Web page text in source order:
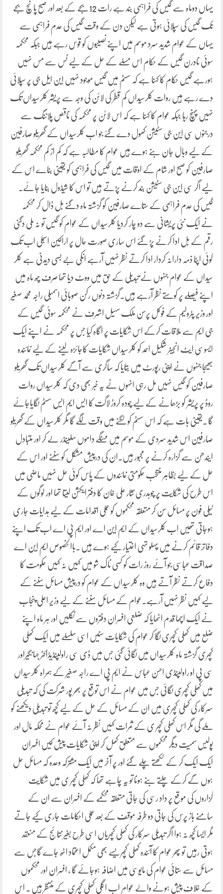
یہاں دوماہ سے گیس کی فراہمی بند ہے رات 12بجے کے بعد اور صبح پانچ بجے
تک گیس کی سپلائی ہوتی ہے لیکن دن کے وقت گیس کی عدم فراہمی سے
یہاں کے عوام شدید سرد موسم میں اپنے نصیبوں کو قوس رہے ہیں جبکہ محکمہ
سوئی نادرن گیس کے حکام اس مسلے کے حل کے لیے ٹس سے مس نہیں
ہورہے گیس حکام کا کہنا ہے کہ سسٹم میں گیس موجود نہیں این ایل جی پر سپلائی
دے رہے ہیں روات کلرسیداں کم قطر کی لائن کی وجہ سے پریشر کلرسیداں تک
نہیں پہنچ رہا جبکہ عوام کا کہنا ہے کہ اس لائن پر محکمہ کی ناقص پلاننگ سے
درجنوں سی این جی سٹیشن کھول دے گئے جو اب کلرسیداں کے گھریلو صارفین
کے لیے وبال جان بنے ہوے ہیں عوام کا مطالبہ ہے کہ کم از کم محکمہ گھریلو
صارفین کو صبح اور شام کے اوقات میں گیس کی فراہمی کو یقینی بناے اس کے
لیے اگر سی این جی سٹیشن بند کرنے پڑتے ہیں تو اس کا شیڈول بنایا جائے۔
گیس کی عدم فراہمی کے ستاے صارفین کو گزشتہ ماہ دگنے بل ڈال کر محکمہ
نے ایک نئی پریشانی سے دو چار کردیا کلرسیداں کے عوام کو گیس تو نہ ملی دگنی
رقم کے بل ادا کرنے پڑ گئے اس ساری صورت حال پر اراکین اسبملی اب تک
کوئی اپنا ذمہ دارانہ کردار ادا کرتے نظر نہیں آرہے انکی بے بسی دیدنی ہے کلر
سیداں کے عوام جنہوں نے تبدیلی کے حق میں ووٹ دیا تھا صرف چھ ماہ میں
اپنے فیصلے پر کوستے نظر آرہے ہیں۔گزشتہ دنوں رکن صوبائی اسمبلی راجہ محمد صغیر
اور وزیر پٹرولیم کے فوکل پرسن ملک سہیل اشرف نے محکمہ سوئی گیس کے
جی ایم سے ملاقات کرکے اس شکایات پر اگاہ کیا جس پر محکمہ نے اپنے ایک
ایسوسی ایٹ انجینر شکیل احمد کو کلرسیداں شکایات کاجائزہ لینے کے لیے نمائندہ
بھیجا جنہوں نے اپنی رپورٹ میں بتایا کہ ساگری سے آگے کلرسیداں تک گھریلو
صارفین کو گیس نہیں مل رہی انہوں نے یہ خبر بھی دی کہ کلرسیداں روات
روڈ پر پریشر کو بڑھانے کے لیے چودہ کروڑ لاگت کا ایس ایم ایس سسٹم لگایاجائے
گا ۔یقینی بات ہے کہ اس سسٹم کولگنے میں وقت لگے گا مگر کلرسیداں کے گھریلو
صارفین اس شدید سردی کے موسم میں مہنگے داموں سلینڈر لے کر اور متبادل
ایندھن سے گزارہ کرنے پر مجبور ہیں۔ان کی درپیش مشکل کو سننے اور اس کے
حل کے لیے بظاہر منتخب حکومتی نمائندوں کے پاس کوئی حل نہیں ماضی میں
اس طرح کی شکایت پر چوہدری نثار علی خان کا دفتر ایکشن لیتا تھا اور لوگوں کے
ٹیلی فون پر مسائل سن کر متعلقہ محکموں کو عملی اقدامات کے لیے ہدایات جاری
ہوجاتی تھیں اب کلرسیداں کے ایم این اے اور ایم پی اے اب تک اپنے
دفاتر قائم کرنے میں پہلو تہی اختیار کیے ہوے ہیں ۔باالخصوص ایم این اے
صداقت عباسی جو آئے روز رات کو کسی ٹاک شو میں کہیں نہ کہیں حکومت کا
دفاع کرتے نظر آتے ہیں وہ کلرسیداں کے عوام کو درپیش مسائل سننے کے
لیے کہیں نظر نہیں آرہے۔عوام کے مسائل سننے کے لیے وزیر اعلی پنجاب
نے ایک اچھا قدم اٹھایا کہ ضلعی افسران دفتروں سے نکلیں اور ہر ماہ اپنے
ضلع میں کھلی کچہری لگا کر عوام کی شکایات سنیں اسی سلسلے میں ایک کھلی
کچہری گزشتہ ماہ کلرسیداں میں لگائی گئی جس میں ڈی سی راولپنڈیڈاکٹر جہانگیراور
سی پی او راولپنڈی احسن عباس نے ایم پی اے راجہ صغیر کے ہمراہ کلرسیداں
میں کھلی کچہری لگائی جس میں عوام نے اس توقع پر بھر پور شرکت کی کہ تبدیلی
سرکار کی کھلی کچہری میں ان کے مسائل کے حل کے لیے کچھ تو تبدیلی دیکھنے کو
ملے گی مگر اس کھلی کچہر ی کے ثمرات کہیں نظر نہ آئے عوام نے محکہ مال اور
پولیس سمیت دیگر محکموں سے متعلق کھل کر اپنی شکایات پیش کیں افسران
ایک ایک کر کے لکھتے چلے گئے اور پر آخر میں ایک مشترکہ وعدہ کہ مسائل حل
ہوں گے کرکے چلتے بنے ہونا تو یہ چاہے تھا کہ کھلی کچہر ی میں شکایت
گزاروں کی موقع پر داد رسی کی جاتی متعلقہ محکمے کے افسران سے ان کے
سامنے باز پرس کی جاتی دو طرفہ موقف کے بعد عملی احکامات جاری کیے جاتے
مگر ایسا کچھ نہ ہوا اگر تبدیلی سرکار کی کھلی کچہریاں اسی طرح بغیر نتائج کے منعقد
ہوتی رہیں تو پھر عوام کا آئندہ کھلی کچہریسے بھی مکمل اعتماد اٹھ جاے گاجس سے
مسائل سے ستائی عوام کی مایوسی میں اضافہ ہوجائے گا ، افسران اور محکموں
کے خلاف پیش ہونے والے عوام اب اگلی کھلی کچہری کے منتظر ہیں ۔ اس